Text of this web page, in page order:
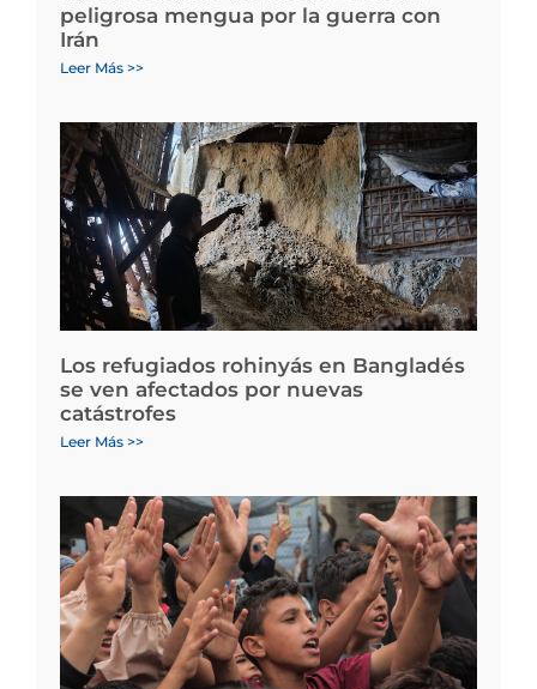
peligrosa mengua por la guerra con
Irán
Leer Más >>
Los refugiados rohinyás en Bangladés
se ven afectados por nuevas
catástrofes
Leer Más >>